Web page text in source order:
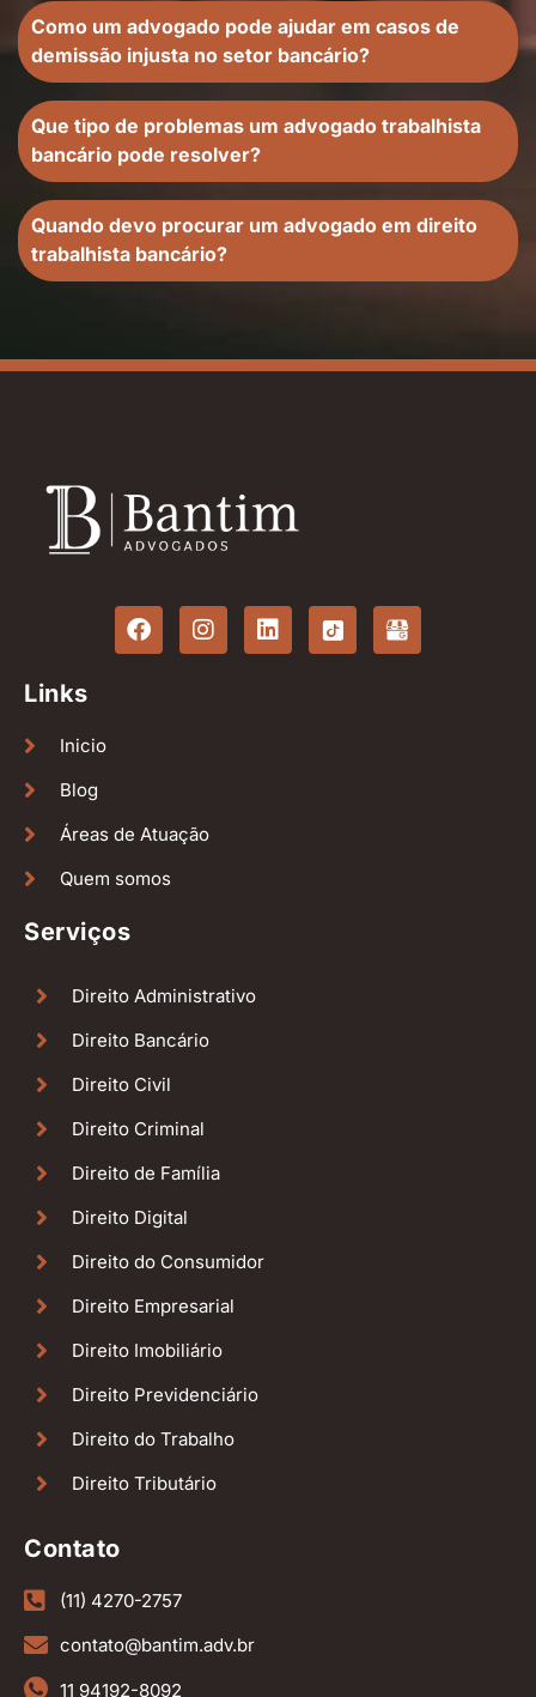
Como um advogado pode ajudar em casos de
demissão injusta no setor bancário?
Que tipo de problemas um advogado trabalhista
bancário pode resolver?
Quando devo procurar um advogado em direito
trabalhista bancário?
Links
Inicio
Blog
Áreas de Atuação
Quem somos
Serviços
Direito Administrativo
Direito Bancário
Direito Civil
Direito Criminal
Direito de Família
Direito Digital
Direito do Consumidor
Direito Empresarial
Direito Imobiliário
Direito Previdenciário
Direito do Trabalho
Direito Tributário
Contato
(11) 4270-2757
contato@bantim.adv.br
11 94192-8092